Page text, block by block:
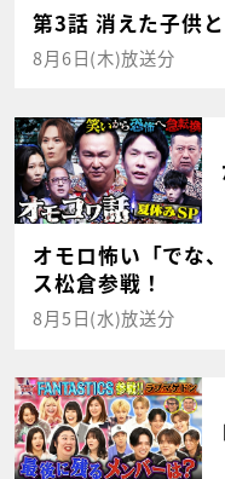
第3話 消えた子供
8月6日(木)放送分
オモロ怖い「でな
ス松倉参戦！
8月5日(水)放送分